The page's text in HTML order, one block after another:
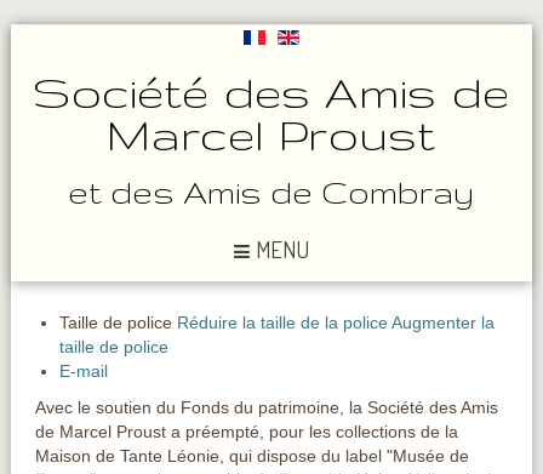
Société des Amis de
Marcel Proust
et des Amis de Combray
MENU
Taille de police Réduire la taille de la police Augmenter la
taille de police
E-mail
Avec le soutien du Fonds du patrimoine, la Société des Amis
de Marcel Proust a préempté, pour les collections de la
Maison de Tante Léonie, qui dispose du label "Musée de